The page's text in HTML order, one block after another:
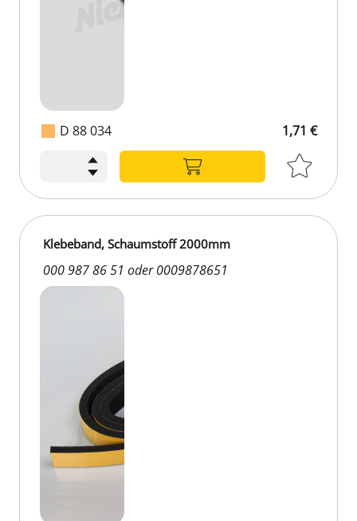
D 88 034 1,71 €
Klebeband, Schaumstoff 2000mm
000 987 86 51 oder 0009878651